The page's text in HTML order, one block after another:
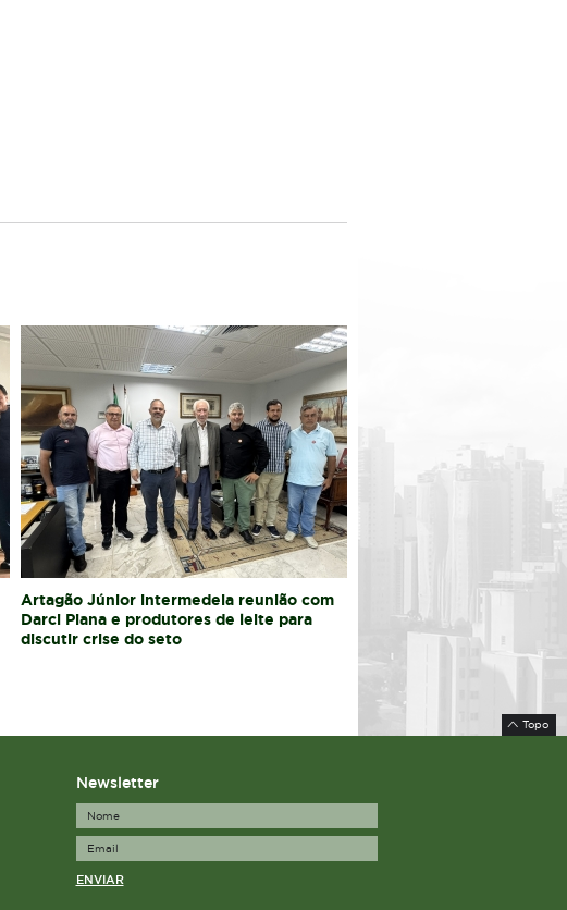
Artagão Júnior intermedeia reunião com
Darci Piana e produtores de leite para
discutir crise do seto
Topo
Newsletter
ENVIAR